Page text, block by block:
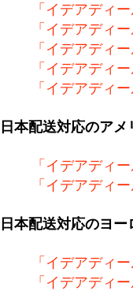
「イデアディ
「イデアディ
「イデアディ
「イデアディ
「イデアディ
日本配送対応のア
「イデアディ
「イデアディ
日本配送対応のヨ
「イデアディ
「イデアディ